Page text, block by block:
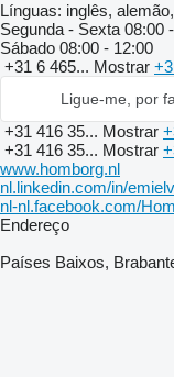
Línguas: inglês,
Segunda - Sexta 08:00
Sábado 08:00 - 12:00
+31 6 465... Mostrar
Ligue-me, por
+31 416 35... Mostrar
+31 416 35... Mostrar
www.homborg.nl
nl.linkedin.com/in/
nl-nl.facebook.com/
Endereço
Países Baixos,